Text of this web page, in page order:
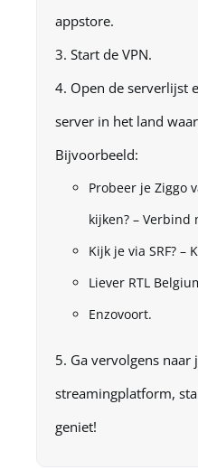
appstore.
Start de VPN.
Open de serverlijst
server in het land
Bijvoorbeeld:
Probeer je Ziggo
kijken? –
Kijk je via SRF? –
Liever RTL
Enzovoort.
Ga vervolgens naar
streamingplatform,
geniet!